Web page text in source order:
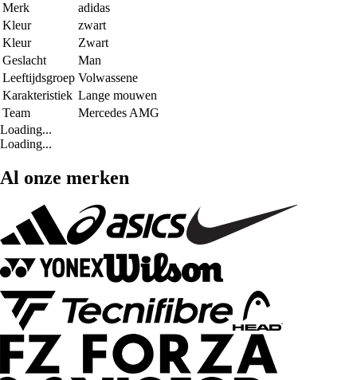
Merk
adidas
Kleur
zwart
Kleur
Zwart
Geslacht
Man
Leeftijdsgroep Volwassene
Karakteristiek Lange mouwen
Team
Mercedes AMG
Loading...
Loading...
Al onze merken